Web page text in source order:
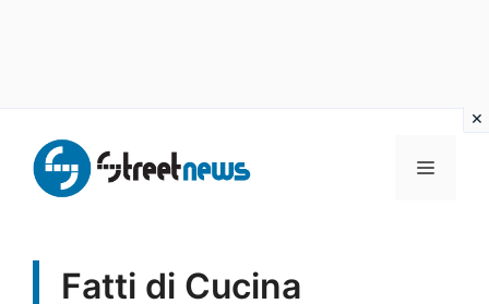
contenuto
MENU
Fatti di Cucina